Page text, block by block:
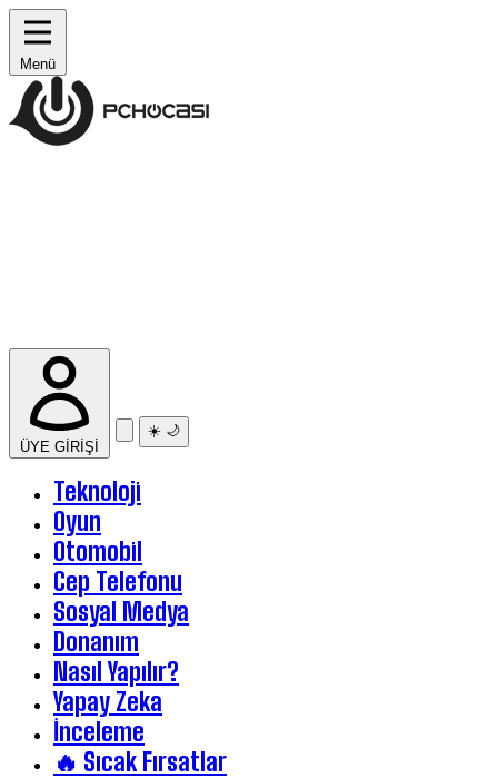
Menü
ÜYE GİRİŞİ
☀️ 🌙
Teknoloji
Oyun
Otomobil
Cep Telefonu
Sosyal Medya
Donanım
Nasıl Yapılır?
Yapay Zeka
İnceleme
🔥 Sıcak Fırsatlar